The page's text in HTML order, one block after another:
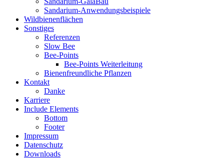
Sandarium-Anwendungsbeispiele
Wildbienenflächen
Sonstiges
Referenzen
Slow Bee
Bee-Points
Bee-Points Weiterleitung
Bienenfreundliche Pflanzen
Kontakt
Danke
Karriere
Include Elements
Bottom
Footer
Impressum
Datenschutz
Downloads